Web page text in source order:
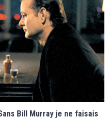
Bill Murray je ne faisais